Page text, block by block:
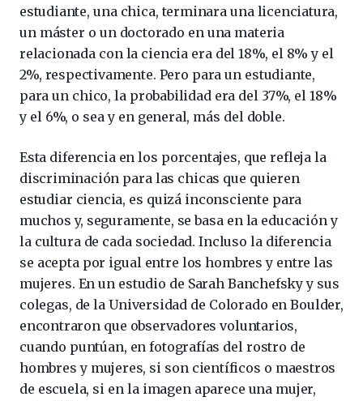
estudiante, una chica, terminara una licenciatura,
un máster o un doctorado en una materia
relacionada con la ciencia era del 18%, el 8% y el
2%, respectivamente. Pero para un estudiante,
para un chico, la probabilidad era del 37%, el 18%
y el 6%, o sea y en general, más del doble.
Esta diferencia en los porcentajes, que refleja la
discriminación para las chicas que quieren
estudiar ciencia, es quizá inconsciente para
muchos y, seguramente, se basa en la educación y
la cultura de cada sociedad. Incluso la diferencia
se acepta por igual entre los hombres y entre las
mujeres. En un estudio de Sarah Banchefsky y sus
colegas, de la Universidad de Colorado en Boulder,
encontraron que observadores voluntarios,
cuando puntúan, en fotografías del rostro de
hombres y mujeres, si son científicos o maestros
de escuela, si en la imagen aparece una mujer,